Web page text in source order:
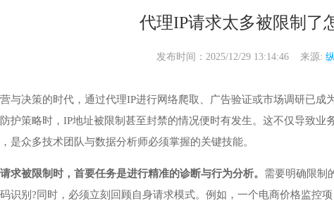
代理IP请求太多被限制了
发布时间：2025/12/29 13:14:46 来源:
与决策的时代，通过代理IP进行网络爬取、广告验证或市场调研已成
护策略时，IP地址被限制甚至封禁的情况便时有发生。这不仅导致
是众多技术团队与数据分析师必须掌握的关键技能。
求被限制时，首要任务是进行精准的诊断与行为分析。 需要明确限制
识别?同时，必须立刻回顾自身请求模式。例如，一个电商价格监控